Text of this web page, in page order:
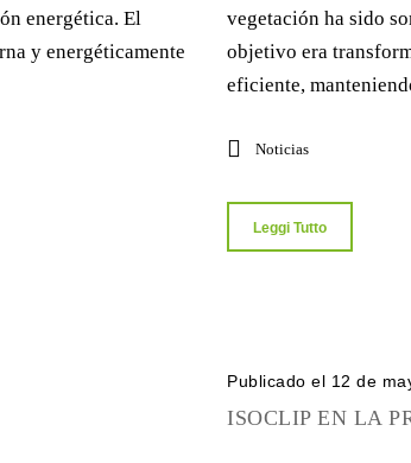
energética. El
y energéticamente
vegetación ha sido
objetivo era
eficiente,
Noticias
Leggi Tutto
Publicado el 12 de
ISOCLIP EN LA